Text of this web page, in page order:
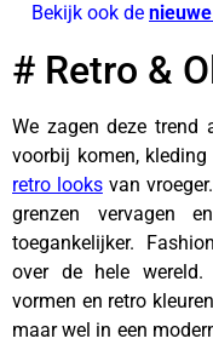
Bekijk ook de
# Retro &
We zagen deze trend
voorbij komen,
retro looksvan
grenzen vervagen
toegankelijker.
over de hele wereld.
vormen en retro
maar wel in een